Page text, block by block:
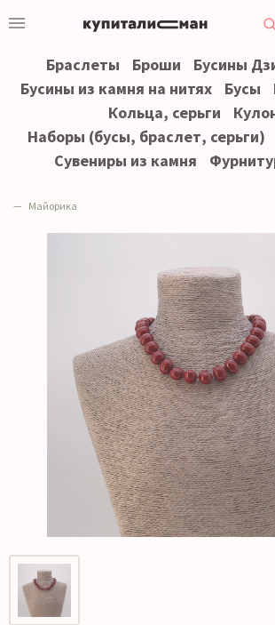
Браслеты Броши
Бусины
Бусины из камня на нитях
Бусы
Кольца, серьги
Наборы (бусы, браслет, серьги)
Сувениры из камня
Майорика